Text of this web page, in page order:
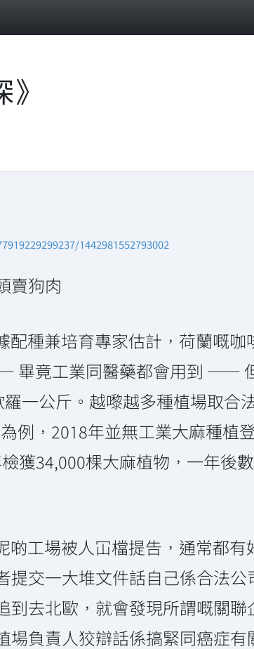
1442981552793002
賣狗肉
配種兼培育專家估計，荷蘭嘅
畢竟工業同醫藥都會用到 ——
一公斤。越嚟越多種植場取合
例，2018年並無工業大麻種植
獲34,000棵大麻植物，一年後
啲工場被人冚檔提告，通常都
提交一大堆文件話自己係合法
到去北歐，就會發現所謂嘅關
場負責人狡辯話係搞緊同癌症